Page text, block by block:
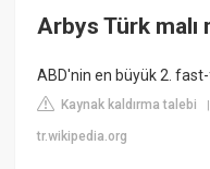
Arbys Türk malı
ABD'nin en büyük 2.
Kaynak kaldırma talebi
tr.wikipedia.org